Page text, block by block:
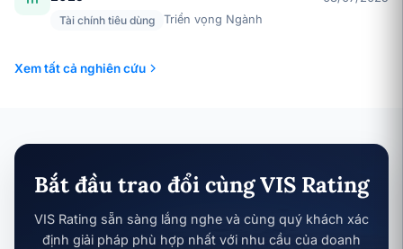
Tài chính tiêu dùng Triển vọng Ngành
Xem tất cả nghiên cứu
Bắt đầu trao đổi cùng VIS Rating
VIS Rating sẵn sàng lắng nghe và cùng quý khách xác
định giải pháp phù hợp nhất với nhu cầu của doanh